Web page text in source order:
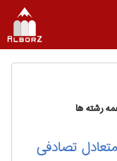
رشته ها
تصادفی